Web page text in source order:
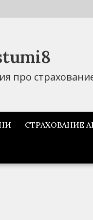
про
СТРАХОВАНИЕ